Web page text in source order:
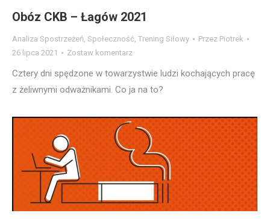
Obóz CKB – Łagów 2021
Analiza Spostrzeżeń, Społeczność, Trening Siłowy Przez Piotrek
26 lipca 2021
Zostaw komentarz
Cztery dni spędzone w towarzystwie ludzi kochających pracę
z żeliwnymi odważnikami. Co ja na to?